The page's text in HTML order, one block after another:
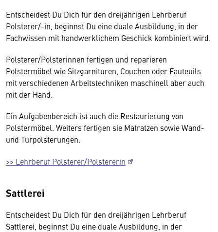
Entscheidest Du Dich für den dreijährigen Lehrberuf
Polsterer/-in, beginnst Du eine duale Ausbildung, in der
Fachwissen mit handwerklichem Geschick kombiniert wird.
Polsterer/Polsterinnen fertigen und reparieren
Polstermöbel wie Sitzgarnituren, Couchen oder Fauteuils
mit verschiedenen Arbeitstechniken maschinell aber auch
mit der Hand.
Ein Aufgabenbereich ist auch die Restaurierung von
Polstermöbel. Weiters fertigen sie Matratzen sowie Wand-
und Türpolsterungen.
>> Lehrberuf Polsterer/Polstererin
Sattlerei
Entscheidest Du Dich für den dreijährigen Lehrberuf
Sattlerei, beginnst Du eine duale Ausbildung, in der